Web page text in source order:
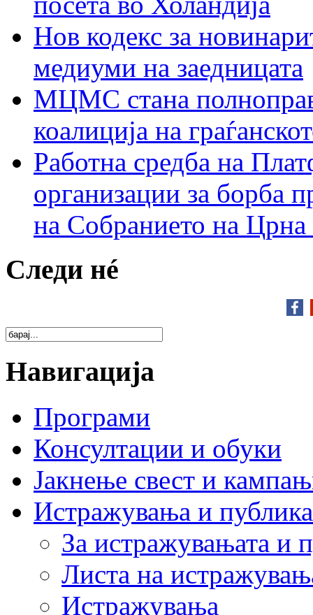
Нов кодекс за
медиуми на заедницата
МЦМС стана
коалиција на
Работна средба на
организации за борба
на Собранието на Црна
Следи нé
Навигација
Програми
Консултации и обуки
Јакнење свест и
Истражувања и
За истражувањата и
Листа на
Истражувања